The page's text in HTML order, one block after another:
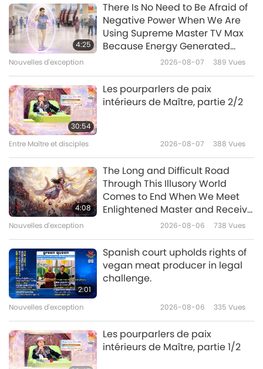
16:52
L’Atlantide, le continent perdu :
d’après les enseignements
sacrés de la Théosophie dans
“La Doctrine secrète”, tome 2,
partie 1/2
21:28
Extraits des “Six Ennéades” de
20:27
Une gouvernance bienveillante :
extraits de “Mencius” du
philosophe Confucéen Mencius
(végan), partie 1/2
21:29
Le marchand et le perroquet :
extrait du Masnavi de Rumi,
4:25
There Is No Need to Be Afraid of
Negative Power When We Are
Using Supreme Master TV Max
Because Energy Generated
from It Is Far More Powerful than
Nouvelles d'exception 2026-08-07 389 Vues
30:54
Les pourparlers de paix
intérieurs de Maître, partie 2/2
Entre Maître et disciples 2026-08-07 388 Vues
4:08
The Long and Difficult Road
Through This Illusory World
Comes to End When We Meet
Enlightened Master and Receive
Nouvelles d'exception 2026-08-06 738 Vues
2:01
Spanish court upholds rights of
vegan meat producer in legal
challenge.
Nouvelles d'exception 2026-08-06 335 Vues
Les pourparlers de paix
intérieurs de Maître, partie 1/2